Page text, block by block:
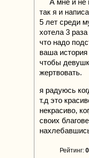
А мне и не
так я и
5 лет среди
хотела 3
что надо
ваша история
чтобы
жертвовать.
я радуюсь
т.д это
некрасиво,
своих
Рейтинг: 0